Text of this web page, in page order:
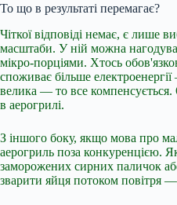
То що в результаті перемагає?
Чіткої відповіді немає, є лише
масштаби. У ній можна
мікро-порціями. Хтось
споживає більше
велика — то все компенсується.
в аерогрилі.
З іншого боку, якщо мова про
аерогриль поза конкуренцією.
заморожених сирних паличок
зварити яйця потоком повітря —